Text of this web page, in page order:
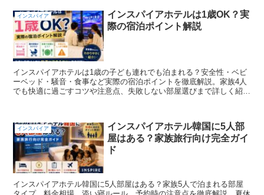
インスパイア
インスパイアホテルは1歳OK？実
際の宿泊ポイント解説
インスパイアホテルは1歳の子ども連れでも泊まれる？安全性・ベビ
ーベッド・騒音・食事など実際の宿泊ポイントを徹底解説。家族4人
でも快適に過ごすコツや注意点、失敗しない部屋選びまで詳しく紹介
インスパイア
インスパイアホテル韓国に5人部
屋はある？家族旅行向け完全ガイ
ド
インスパイアホテル韓国に5人部屋はある？家族5人で泊まれる部屋